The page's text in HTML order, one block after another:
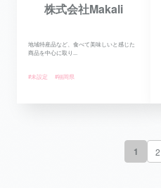
株式会社Makali
地域特産品など、食べて美味しいと感じた
商品を中心に取り...
#未設定 #福岡県
1 2